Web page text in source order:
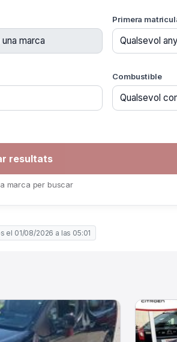
Primera
Combustible
marca per buscar
el 01/08/2026 a las 05:01